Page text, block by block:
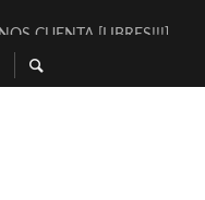
CUENTA [LIBRES!!!]
MONFORT
TEATRAL CLAUDIO
DEL TOMATAZO